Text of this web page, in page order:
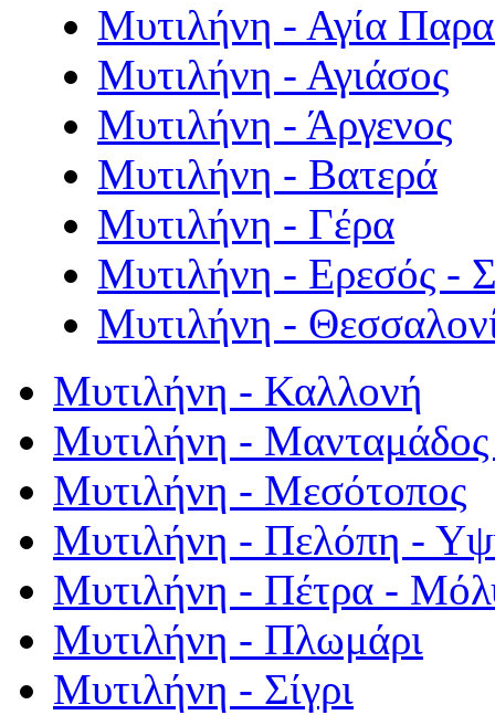
Μυτιλήνη - Αγία
Μυτιλήνη - Αγιάσος
Μυτιλήνη - Άργενος
Μυτιλήνη - Βατερά
Μυτιλήνη - Γέρα
Μυτιλήνη - Ερεσός -
Μυτιλήνη -
Μυτιλήνη - Καλλονή
Μυτιλήνη - Μανταμάδος
Μυτιλήνη - Μεσότοπος
Μυτιλήνη - Πελόπη -
Μυτιλήνη - Πέτρα -
Μυτιλήνη - Πλωμάρι
Μυτιλήνη - Σίγρι